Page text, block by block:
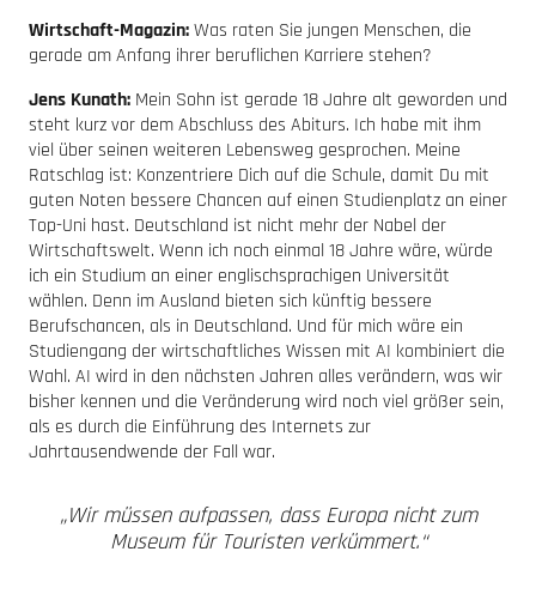
Wirtschaft-Magazin:Was raten Sie jungen Menschen, die
gerade am Anfang ihrer beruflichen Karriere stehen?
Jens Kunath: Mein Sohn ist gerade 18 Jahre alt geworden und
steht kurz vor dem Abschluss des Abiturs. Ich habe mit ihm
viel über seinen weiteren Lebensweg gesprochen. Meine
Ratschlag ist: Konzentriere Dich auf die Schule, damit Du mit
guten Noten bessere Chancen auf einen Studienplatz an einer
Top-Uni hast. Deutschland ist nicht mehr der Nabel der
Wirtschaftswelt. Wenn ich noch einmal 18 Jahre wäre, würde
ich ein Studium an einer englischsprachigen Universität
wählen. Denn im Ausland bieten sich künftig bessere
Berufschancen, als in Deutschland. Und für mich wäre ein
Studiengang der wirtschaftliches Wissen mit AI kombiniert die
Wahl. AI wird in den nächsten Jahren alles verändern, was wir
bisher kennen und die Veränderung wird noch viel größer sein,
als es durch die Einführung des Internets zur
Jahrtausendwende der Fall war.
„Wir müssen aufpassen, dass Europa nicht zum
Museum für Touristen verkümmert.“